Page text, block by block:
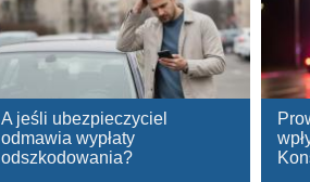
A jeśli ubezpieczyciel
odmawia wypłaty
odszkodowania?